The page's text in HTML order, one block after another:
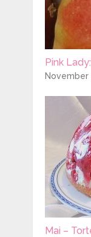
Pink
November
Mai –